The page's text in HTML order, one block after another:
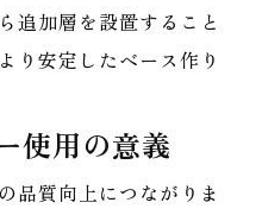
追加層を設置すること
り安定したベース作り
使用の意義
品質向上につながりま